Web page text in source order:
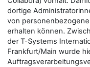
dortige
von
erhalten können.
der T-Systems
Frankfurt/Main wurde